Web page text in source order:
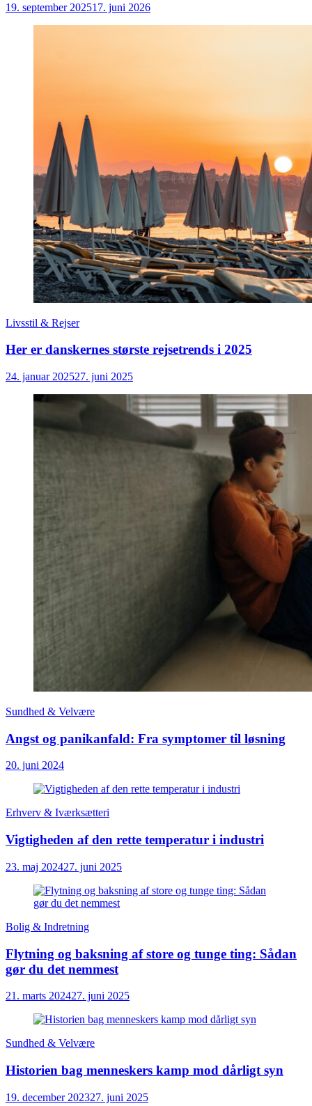
19. september 202517. juni 2026
Livsstil & Rejser
Her er danskernes største rejsetrends i 2025
24. januar 202527. juni 2025
Sundhed & Velvære
Angst og panikanfald: Fra symptomer til løsning
20. juni 2024
Erhverv & Iværksætteri
Vigtigheden af den rette temperatur i industri
23. maj 202427. juni 2025
Bolig & Indretning
Flytning og baksning af store og tunge ting: Sådan
gør du det nemmest
21. marts 202427. juni 2025
Sundhed & Velvære
Historien bag menneskers kamp mod dårligt syn
19. december 202327. juni 2025